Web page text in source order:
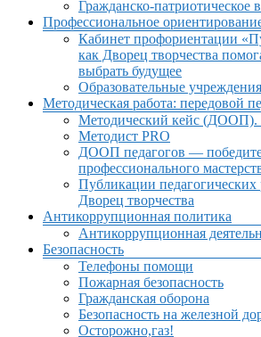
Гражданско-патриотическое
Профессиональное
Кабинет профориентации
как Дворец творчества
выбрать будущее
Образовательные
Методическая работа: передовой
Методический кейс (ДООП).
Методист PRO
ДООП педагогов —
профессионального
Публикации
Дворец творчества
Антикоррупционная политика
Антикоррупционная
Безопасность
Телефоны помощи
Пожарная безопасность
Гражданская оборона
Безопасность на железной
Осторожно,газ!